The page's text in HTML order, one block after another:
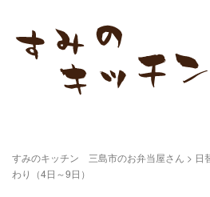
すみのキッチン 三島市のお弁当屋さん > 日
わり（4日～9日）